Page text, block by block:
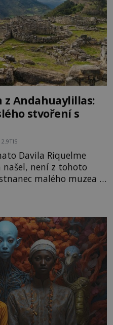
z Andahuaylillas:
stvoření s
2.9TIS
Davila Riquelme
našel, není z tohoto
malého muzea v
nedaleko
sestupuje z posvátné
Vědci
Už na